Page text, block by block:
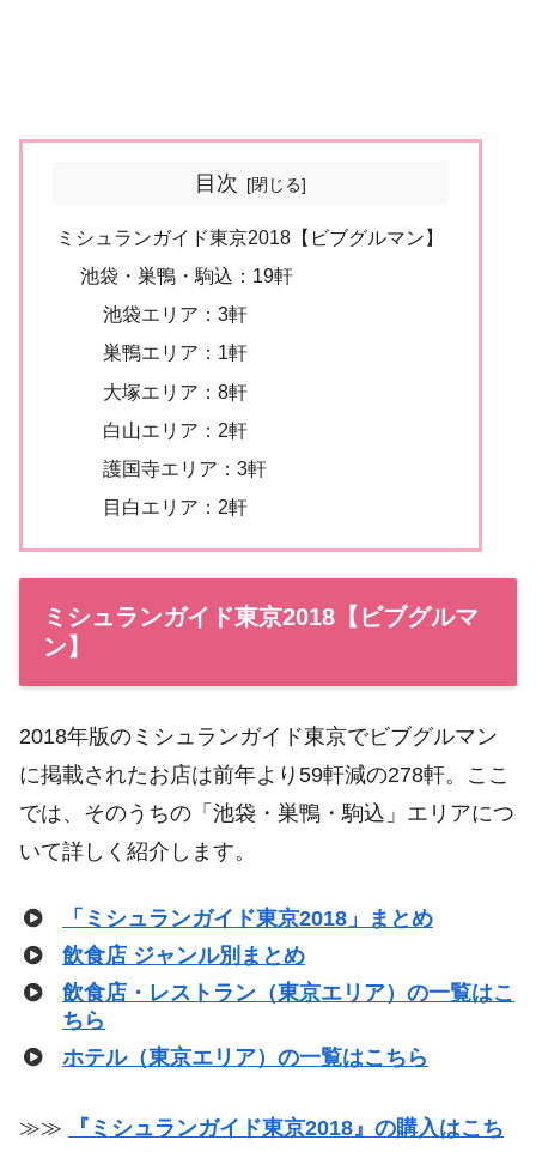
目次
ミシュランガイド東京2018【ビブグルマン】
池袋・巣鴨・駒込：19軒
池袋エリア：3軒
巣鴨エリア：1軒
大塚エリア：8軒
白山エリア：2軒
護国寺エリア：3軒
目白エリア：2軒
ミシュランガイド東京2018【ビブグルマ
ン】
2018年版のミシュランガイド東京でビブグルマン
に掲載されたお店は前年より59軒減の278軒。ここ
では、そのうちの「池袋・巣鴨・駒込」エリアにつ
いて詳しく紹介します。
「ミシュランガイド東京2018」まとめ
飲食店 ジャンル別まとめ
飲食店・レストラン（東京エリア）の一覧はこ
ちら
ホテル（東京エリア）の一覧はこちら
≫≫
『ミシュランガイド東京2018』の購入はこち